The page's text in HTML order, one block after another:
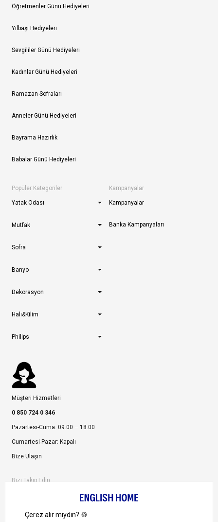
Öğretmenler Günü Hediyeleri
Yılbaşı Hediyeleri
Sevgililer Günü Hediyeleri
Kadınlar Günü Hediyeleri
Ramazan Sofraları
Anneler Günü Hediyeleri
Bayrama Hazırlık
Babalar Günü Hediyeleri
Popüler Kategoriler
Yatak Odası
Mutfak
Sofra
Banyo
Dekorasyon
Halı&Kilim
Philips
Kampanyalar
Kampanyalar
Banka Kampanyaları
Müşteri Hizmetleri
0 850 724 0 346
Pazartesi-Cuma: 09:00 – 18:00
Cumartesi-Pazar: Kapalı
Bize Ulaşın
Bizi Takip Edin